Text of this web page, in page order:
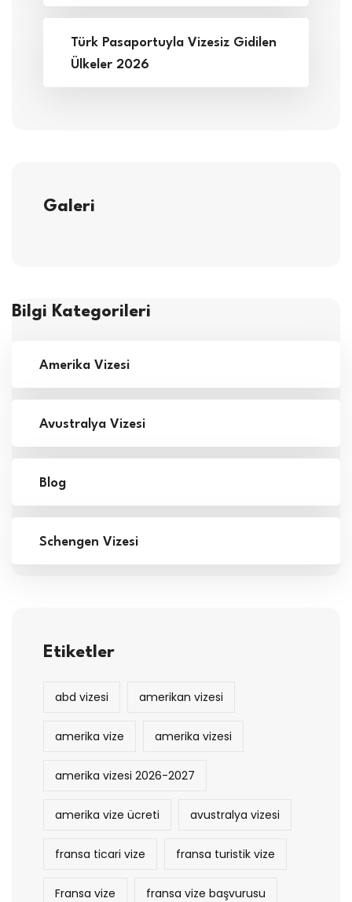
Türk Pasaportuyla Vizesiz Gidilen
Ülkeler 2026
Galeri
Bilgi Kategorileri
Amerika Vizesi
Avustralya Vizesi
Blog
Schengen Vizesi
Etiketler
abd vizesi amerikan vizesi
amerika vize amerika vizesi
amerika vizesi 2026-2027
amerika vize ücreti avustralya vizesi
fransa ticari vize fransa turistik vize
Fransa vize fransa vize başvurusu